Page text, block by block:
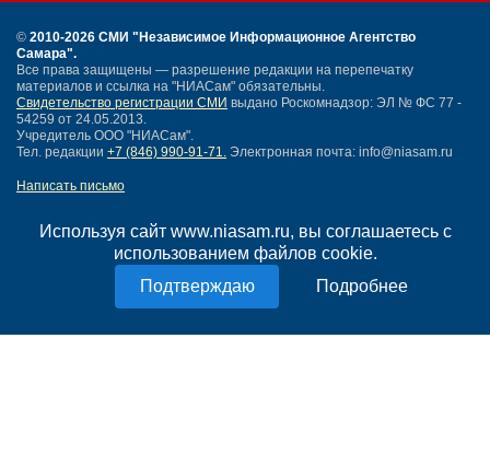
Используя сайт www.niasam.ru, вы соглашаетесь с
использованием файлов cookie.
Подробнее
© 2010-2026 СМИ "Независимое Информационное Агентство
Самара".
Все права защищены — разрешение редакции на перепечатку
материалов и ссылка на "НИАСам" обязательны.
Свидетельство регистрации СМИ выдано Роскомнадзор: ЭЛ № ФС 77 -
54259 от 24.05.2013.
Учредитель ООО "НИАСам".
Тел. редакции +7 (846) 990-91-71. Электронная почта: info@niasam.ru
Написать письмо
Нашли ошибку?
Политика конфиденциальности